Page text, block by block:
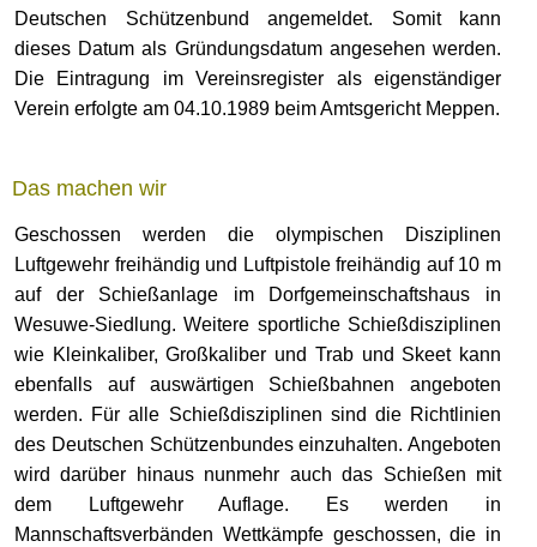
Deutschen Schützenbund angemeldet. Somit kann
dieses Datum als Gründungsdatum angesehen werden.
Die Eintragung im Vereinsregister als eigenständiger
Verein erfolgte am 04.10.1989 beim Amtsgericht Meppen.
Das machen wir
Geschossen werden die olympischen Disziplinen
Luftgewehr freihändig und Luftpistole freihändig auf 10 m
auf der Schießanlage im Dorfgemeinschaftshaus in
Wesuwe-Siedlung. Weitere sportliche Schießdisziplinen
wie Kleinkaliber, Großkaliber und Trab und Skeet kann
ebenfalls auf auswärtigen Schießbahnen angeboten
werden. Für alle Schießdisziplinen sind die Richtlinien
des Deutschen Schützenbundes einzuhalten. Angeboten
wird darüber hinaus nunmehr auch das Schießen mit
dem Luftgewehr Auflage. Es werden in
Mannschaftsverbänden Wettkämpfe geschossen, die in